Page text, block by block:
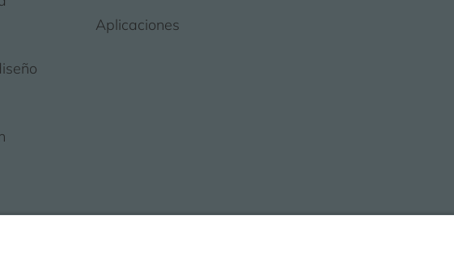
Aplicaciones